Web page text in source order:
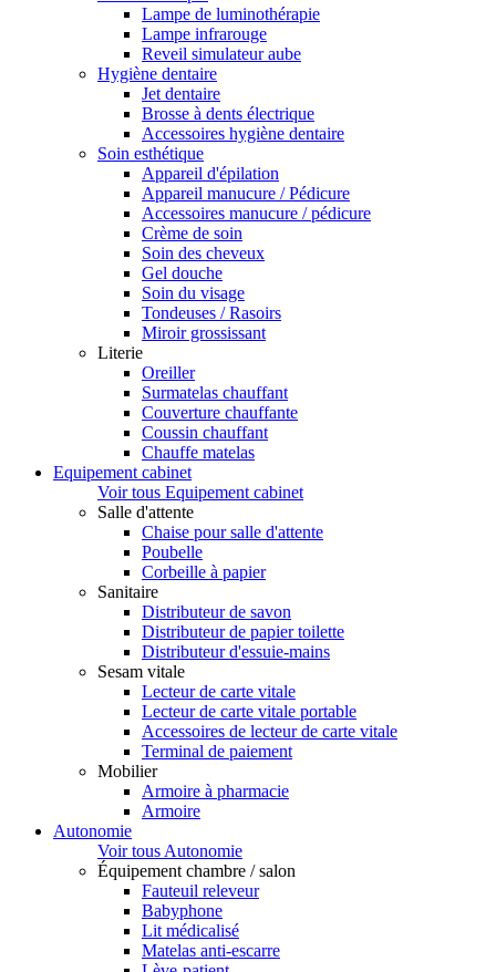
Lampe de luminothérapie
Lampe infrarouge
Reveil simulateur aube
Hygiène dentaire
Jet dentaire
Brosse à dents électrique
Accessoires hygiène dentaire
Soin esthétique
Appareil d'épilation
Appareil manucure / Pédicure
Accessoires manucure / pédicure
Crème de soin
Soin des cheveux
Gel douche
Soin du visage
Tondeuses / Rasoirs
Miroir grossissant
Literie
Oreiller
Surmatelas chauffant
Couverture chauffante
Coussin chauffant
Chauffe matelas
Equipement cabinet
Voir tous Equipement cabinet
Salle d'attente
Chaise pour salle d'attente
Poubelle
Corbeille à papier
Sanitaire
Distributeur de savon
Distributeur de papier toilette
Distributeur d'essuie-mains
Sesam vitale
Lecteur de carte vitale
Lecteur de carte vitale portable
Accessoires de lecteur de carte vitale
Terminal de paiement
Mobilier
Armoire à pharmacie
Armoire
Autonomie
Voir tous Autonomie
Équipement chambre / salon
Fauteuil releveur
Babyphone
Lit médicalisé
Matelas anti-escarre